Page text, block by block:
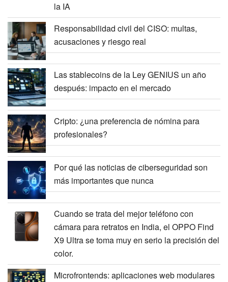
la IA
Responsabilidad civil del CISO: multas,
acusaciones y riesgo real
Las stablecoins de la Ley GENIUS un año
después: impacto en el mercado
Cripto: ¿una preferencia de nómina para
profesionales?
Por qué las noticias de ciberseguridad son
más importantes que nunca
Cuando se trata del mejor teléfono con
cámara para retratos en India, el OPPO Find
X9 Ultra se toma muy en serio la precisión del
color.
Microfrontends: aplicaciones web modulares